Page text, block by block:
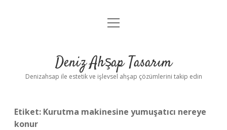
Anasayfa
Yasal Uyarı
menüyü
Deniz Ahşap Tasarım
Denizahsap ile estetik ve işlevsel ahşap çözümlerini takip edin
Etiket: Kurutma makinesine yumuşatıcı nereye
konur